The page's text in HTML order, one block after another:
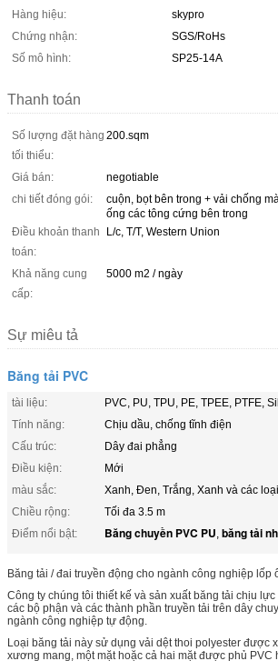
Hàng hiệu:
skypro
Chứng nhận:
SGS/RoHs
Số mô hình:
SP25-14A
Thanh toán
Số lượng đặt hàng
tối thiểu:
200.sqm
Giá bán:
negotiable
chi tiết đóng gói:
cuộn, bọt bên trong + vải chống
ống các tông cứng bên trong
Điều khoản thanh
toán:
L/c, T/T, Western Union
Khả năng cung
cấp:
5000 m2 / ngày
Sự miêu tả
Băng tải PVC
tài liệu:
PVC, PU, ​​TPU, PE, TPEE, PTFE,
Tính năng:
Chịu dầu, chống tĩnh điện
Cấu trúc:
Dây đai phẳng
Điều kiện:
Mới
màu sắc:
Xanh, Đen, Trắng, Xanh và các
Chiều rộng:
Tối đa 3.5 m
Điểm nổi bật:
Băng chuyền PVC PU, băng tải
Băng tải / đai truyền động cho ngành công nghiệp lốp
Công ty chúng tôi thiết kế và sản xuất băng tải chịu
các bộ phận và các thành phần truyền tải trên dây
ngành công nghiệp tự động.
Loại băng tải này sử dụng vải dệt thoi polyester được
xương mang, một mặt hoặc cả hai mặt được phủ PVC